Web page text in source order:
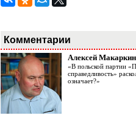
Комментарии
Алексей
«В польской партии
справедливость»
означает?»